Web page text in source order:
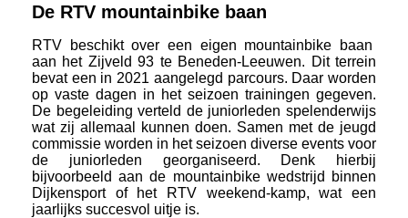
De RTV mountainbike baan
RTV beschikt over een eigen mountainbike baan
aan het Zijveld 93 te Beneden-Leeuwen. Dit terrein
bevat een in 2021 aangelegd parcours. Daar worden
op vaste dagen in het seizoen trainingen gegeven.
De begeleiding verteld de juniorleden spelenderwijs
wat zij allemaal kunnen doen. Samen met de jeugd
commissie worden in het seizoen diverse events voor
de juniorleden georganiseerd. Denk hierbij
bijvoorbeeld aan de mountainbike wedstrijd binnen
Dijkensport of het RTV weekend-kamp, wat een
jaarlijks succesvol uitje is.